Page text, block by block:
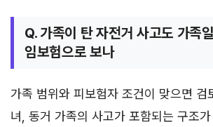
Q. 가족이 탄 자전거 사고도 가족
임보험으로 보나
가족 범위와 피보험자 조건이 맞으면 검
녀, 동거 가족의 사고가 포함되는 구조